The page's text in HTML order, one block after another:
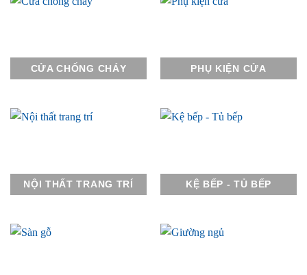
CỬA CHỐNG CHÁY PHỤ KIỆN CỬA
NỘI THẤT TRANG TRÍ KỆ BẾP - TỦ BẾP